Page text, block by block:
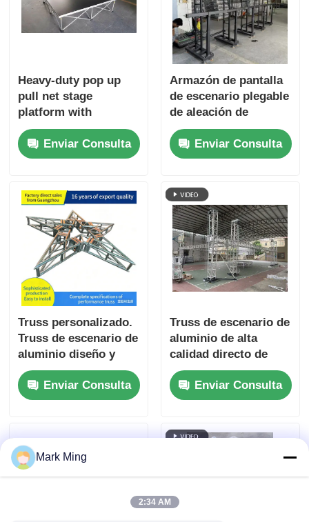
Heavy-duty pop up
pull net stage
platform with
foldable structure,
convenient for
transport and
event companies,
schools, churches
and wedding
planners, factory
direct price.
Enviar Consulta
Armazón de pantalla
de escenario plegable
de aleación de
aluminio de alta
resistencia para
soporte de pantalla
eventos en interiores
y exteriores
Enviar Consulta
Truss personalizado.
Truss de escenario de
aluminio diseño y
fabricación
personalizados.
Enviar Consulta
Truss de escenario de
aluminio de alta
calidad directo de
fábrica en China
guangzhou400*400tru
ss de aluminio
Enviar Consulta
Mark Ming
2:34 AM